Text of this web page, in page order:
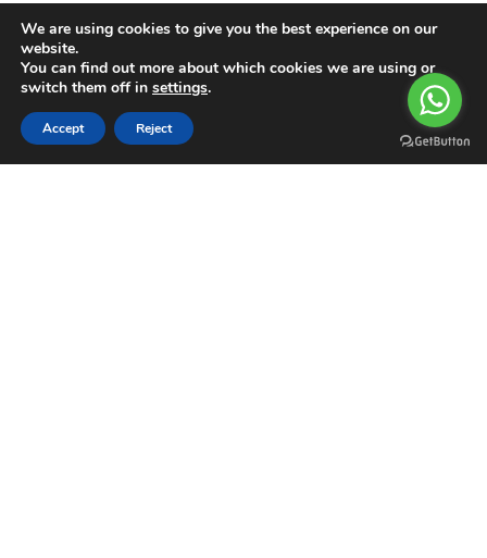
We are using cookies to give you the best experience on our
website.
You can find out more about which cookies we are using or
switch them off in settings.
Accept Reject
Filters Compare Menu